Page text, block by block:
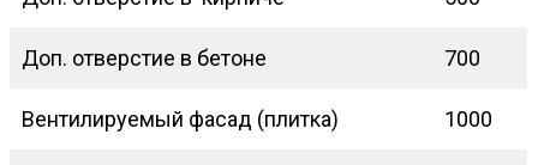
Доп. отверстие в бетоне 700
Вентилируемый фасад (плитка) 1000